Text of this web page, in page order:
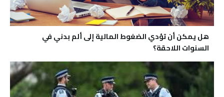
هل يمكن أن تؤدي الضغوط المالية إلى ألم بدني في
السنوات اللاحقة؟